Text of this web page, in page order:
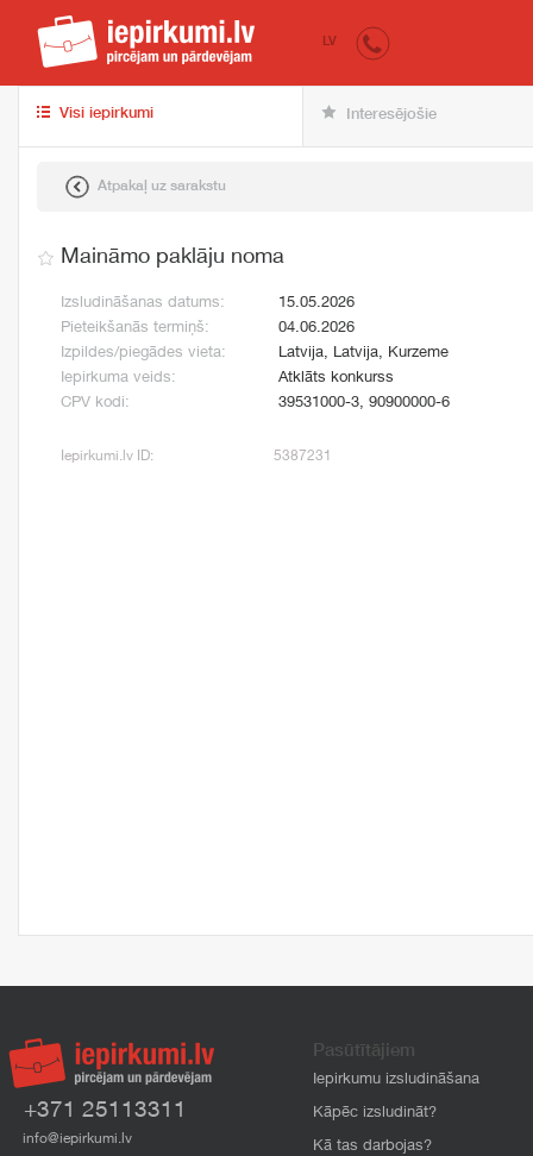
iepirkumi.lv
LV
Visi iepirkumi Interesējošie
Atpakaļ uz sarakstu
Maināmo paklāju noma
Izsludināšanas datums:
15.05.2026
Pieteikšanās termiņš:
04.06.2026
Izpildes/piegādes vieta:
Latvija, Latvija, Kurzeme
Iepirkuma veids:
Atklāts konkurss
CPV kodi:
39531000-3, 90900000-6
Iepirkumi.lv ID: 5387231
+371 25113311
info@iepirkumi.lv
Pasūtītājiem
Iepirkumu izsludināšana
Kāpēc izsludināt?
Kā tas darbojas?